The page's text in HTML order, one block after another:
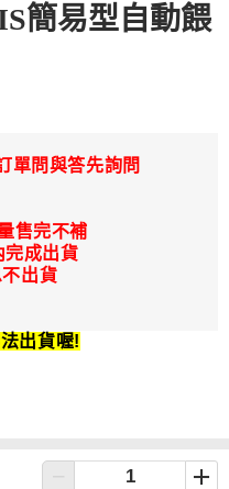
簡易型自動餵
單問與答先詢問
售完不補
完成出貨
出貨
出貨喔!